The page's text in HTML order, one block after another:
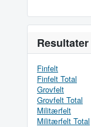
Resultater
Finfelt
Finfelt Total
Grovfelt
Grovfelt Total
Militærfelt
Militærfelt Total